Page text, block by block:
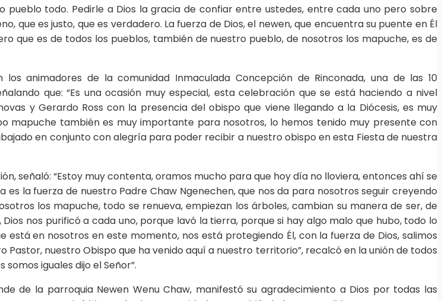
todo. Pedirle a Dios la gracia de confiar entre ustedes, entre cada uno pero sobre
que es justo, que es verdadero. La fuerza de Dios, el newen, que encuentra su puente en Él
que es de todos los pueblos, también de nuestro pueblo, de nosotros los mapuche, es de
animadores de la comunidad Inmaculada Concepción de Rinconada, una de las 10
que: “Es una ocasión muy especial, esta celebración que se está haciendo a nivel
y Gerardo Ross con la presencia del obispo que viene llegando a la Diócesis, es muy
mapuche también es muy importante para nosotros, lo hemos tenido muy presente con
en conjunto con alegría para poder recibir a nuestro obispo en esta Fiesta de nuestra
señaló: “Estoy muy contenta, oramos mucho para que hoy día no lloviera, entonces ahí se
la fuerza de nuestro Padre Chaw Ngenechen, que nos da para nosotros seguir creyendo
los mapuche, todo se renueva, empiezan los árboles, cambian su manera de ser, de
nos purificó a cada uno, porque lavó la tierra, porque si hay algo malo que hubo, todo lo
en nosotros en este momento, nos está protegiendo Él, con la fuerza de Dios, salimos
nuestro Obispo que ha venido aquí a nuestro territorio”, recalcó en la unión de todos
iguales dijo el Señor”.
de la parroquia Newen Wenu Chaw, manifestó su agradecimiento a Dios por todas las